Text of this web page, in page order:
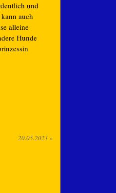
und
auch
alleine
Hunde
20.05.2021 »